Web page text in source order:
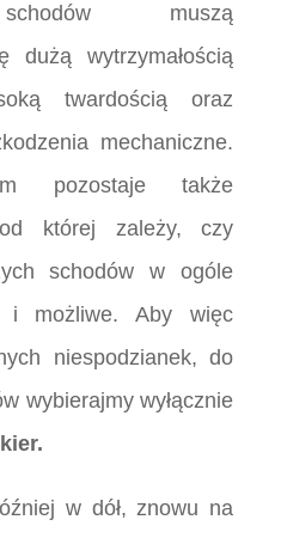
muszą
dużą wytrzymałością
twardością oraz
mechaniczne.
pozostaje także
od której zależy, czy
schodów w ogóle
i możliwe. Aby więc
niespodzianek, do
wybierajmy wyłącznie
w dół, znowu na